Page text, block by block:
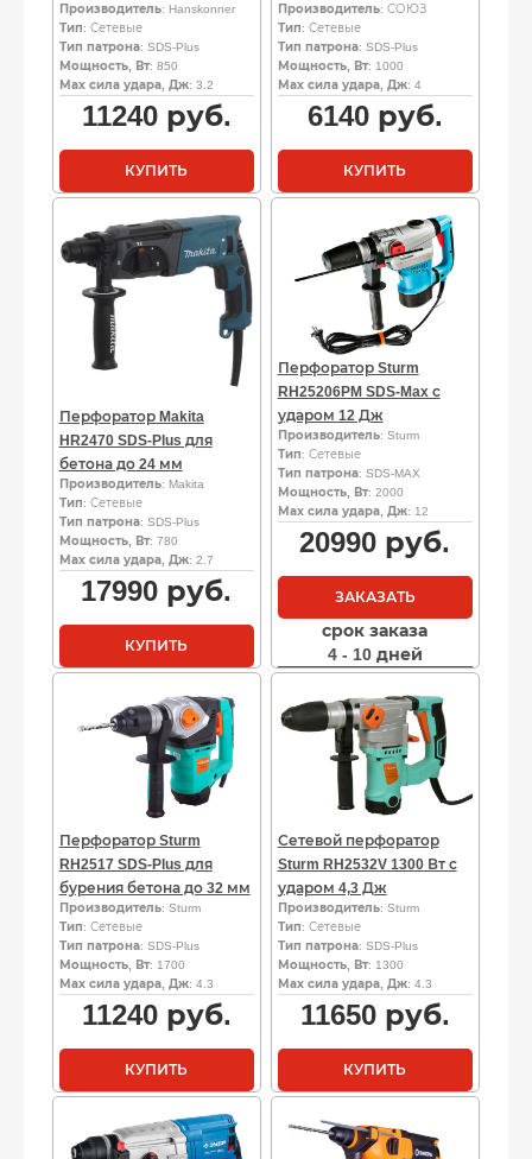
Производитель: Hanskonner
Тип: Сетевые
Тип патрона: SDS-Plus
Мощность, Вт: 850
Мах сила удара, Дж: 3.2
11240руб.
КУПИТЬ
Производитель: СОЮЗ
Тип: Сетевые
Тип патрона: SDS-Plus
Мощность, Вт: 1000
Мах сила удара, Дж: 4
6140руб.
КУПИТЬ
Перфоратор Makita
HR2470 SDS-Plus для
бетона до 24 мм
Производитель: Makita
Тип: Сетевые
Тип патрона: SDS-Plus
Мощность, Вт: 780
Мах сила удара, Дж: 2.7
17990 руб.
КУПИТЬ
Перфоратор Sturm
RH25206PM SDS-Max с
ударом 12 Дж
Производитель: Sturm
Тип: Сетевые
Тип патрона: SDS-MAX
Мощность, Вт: 2000
Мах сила удара, Дж: 12
20990 руб.
ЗАКАЗАТЬ
срок заказа
4 - 10 дней
Перфоратор Sturm
RH2517 SDS-Plus для
бурения бетона до 32 мм
Производитель: Sturm
Тип: Сетевые
Тип патрона: SDS-Plus
Мощность, Вт: 1700
Мах сила удара, Дж: 4.3
11240руб.
КУПИТЬ
Сетевой перфоратор
Sturm RH2532V 1300 Вт с
ударом 4,3 Дж
Производитель: Sturm
Тип: Сетевые
Тип патрона: SDS-Plus
Мощность, Вт: 1300
Мах сила удара, Дж: 4.3
11650руб.
КУПИТЬ